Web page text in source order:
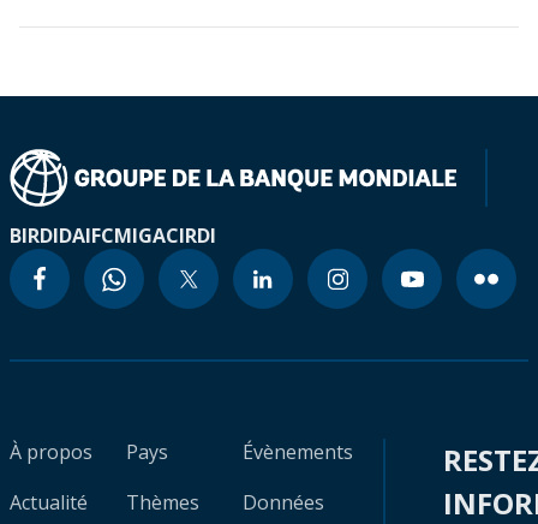
BIRDIDAIFCMIGACIRDI
À propos
Actualité
Pays
Thèmes
Évènements
Données